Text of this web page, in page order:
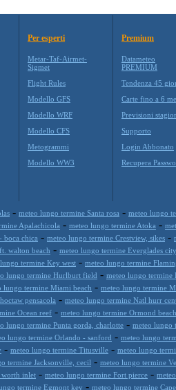
Per esperti
Metar-Taf-Airmet-
Sigmet
Flight Rules
Modello GFS
Modello WRF
Modello CFS
Metogrammi
Modello WW3
Premium
Datameteo
PREMIUM
Tendenza 45
Carte fino a 6
Previsioni
Supporto
Login Abbonato
Recupera
- meteo lungo termine Santa rosa - meteo lungo
Apalachicola - meteo lungo termine Atoka -
boca chica - meteo lungo termine Crestview, sikes -
walton beach - meteo lungo termine Everglades city
termine Key west - meteo lungo termine
lungo termine Hurlburt field - meteo lungo termine
lungo termine Miami beach - meteo lungo termine
pensacola - meteo lungo termine Natl hurr
Ocean reef - meteo lungo termine Ormond beach
lungo termine Punta gorda, charlotte - meteo lungo
lungo termine Orlando - sanford - meteo lungo
- meteo lungo termine Titusville - meteo lungo
termine Jacksonville, cecil - meteo lungo termine
worth inlet - meteo lungo termine Fort pierce -
termine Egmont key - meteo lungo termine